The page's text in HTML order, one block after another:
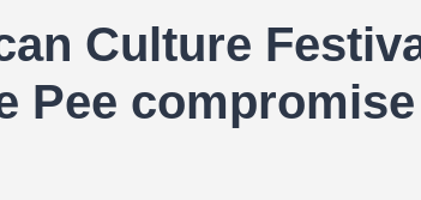
Culture
Pee